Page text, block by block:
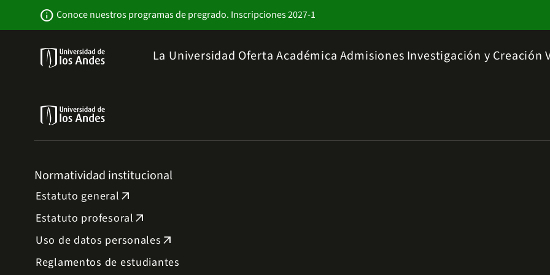
info Conoce nuestros programas de pregrado. Inscripciones 2027-1
La Universidad Oferta Académica Admisiones Investigación y Creación
Normatividad institucional
Estatuto general arrow_outward
Estatuto profesoral arrow_outward
Uso de datos personales arrow_outward
Reglamentos de estudiantes